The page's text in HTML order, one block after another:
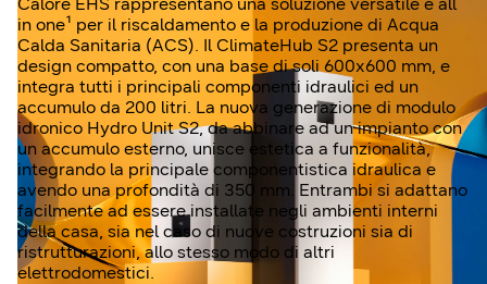
in one¹ per il riscaldamento e la produzione di Acqua
Calda Sanitaria (ACS). Il ClimateHub S2 presenta un
design compatto, con una base di soli 600x600 mm, e
integra tutti i principali componenti idraulici ed un
accumulo da 200 litri. La nuova generazione di modulo
idronico Hydro Unit S2, da abbinare ad un impianto con
un accumulo esterno, unisce estetica a funzionalità,
integrando la principale componentistica idraulica e
avendo una profondità di 350 mm. Entrambi si adattano
facilmente ad essere installate negli ambienti interni
della casa, sia nel caso di nuove costruzioni sia di
ristrutturazioni, allo stesso modo di altri
elettrodomestici.